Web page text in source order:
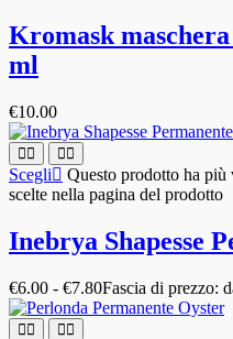
Kromask
ml
€10.00
Scegli
Questo prodotto ha più
scelte nella pagina del prodotto
Inebrya Shapesse
€6.00 - €7.80Fascia di prezzo: